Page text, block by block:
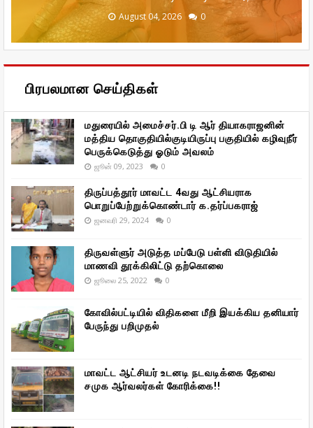
August 04, 2026 0
August 04, 2026 0
January 29, 2026 0
January 29, 2026 0
December 20, 2025
பிரபலமான செய்திகள்
மதுரையில் அமைச்சர்.பி டி ஆர் தியாகராஜனின்
மத்திய தொகுதியில்குடியிருப்பு பகுதியில் கழிவுநீர்
பெருக்கெடுத்து ஓடும் அவலம்
ஜூன் 09, 2023 0
திருப்பத்தூர் மாவட்ட 4வது ஆட்சியராக
பொறுப்பேற்றுக்கொண்டார் க.தர்ப்பகராஜ்
ஜனவரி 29, 2024 0
திருவள்ளுர் அடுத்த மப்பேடு பள்ளி விடுதியில்
மாணவி தூக்கிலிட்டு தற்கொலை
ஜூலை 25, 2022 0
கோவில்பட்டியில் விதிகளை மீறி இயக்கிய தனியார்
பேருந்து பறிமுதல்
மாவட்ட ஆட்சியர் உடனடி நடவடிக்கை தேவை
சமுக ஆர்வலர்கள் கோரிக்கை!!